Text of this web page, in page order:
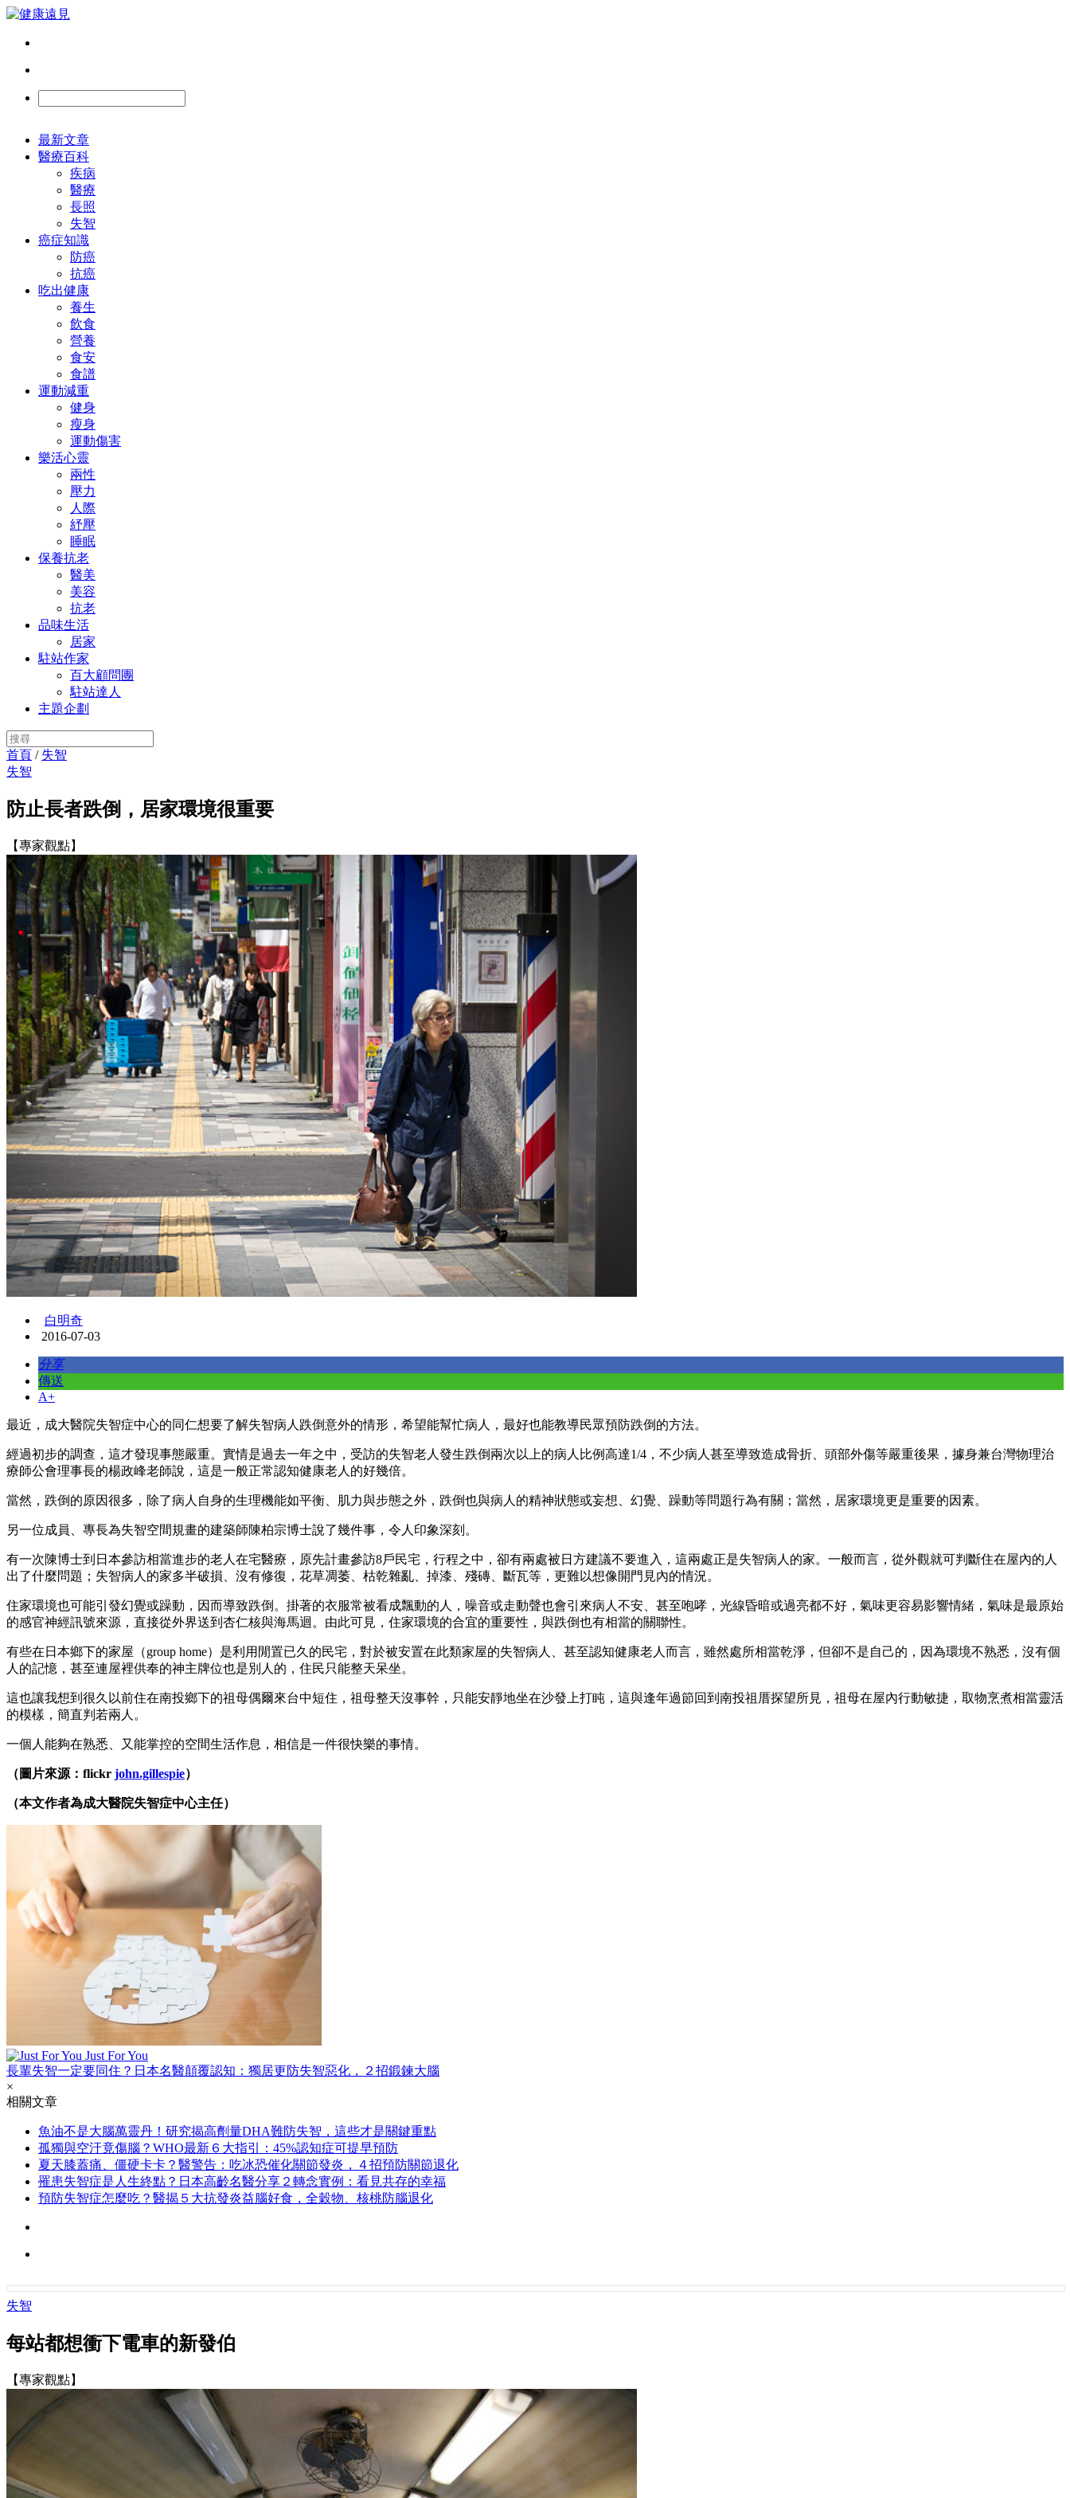
最新文章
醫療百科
疾病
醫療
長照
失智
癌症知識
防癌
抗癌
吃出健康
養生
飲食
營養
食安
食譜
運動減重
健身
瘦身
運動傷害
樂活心靈
兩性
壓力
人際
紓壓
睡眠
保養抗老
醫美
美容
抗老
品味生活
居家
駐站作家
百大顧問團
駐站達人
主題企劃
首頁 / 失智
失智
防止長者跌倒，居家環境很重要
【專家觀點】
白明奇
2016-07-03
分享
傳送
A+
最近，成大醫院失智症中心的同仁想要了解失智病人跌倒意外的情形，希望能幫忙病人，最好也能教導民眾預防跌倒的方法。
經過初步的調查，這才發現事態嚴重。實情是過去一年之中，受訪的失智老人發生跌倒兩次以上的病人比例高達1/4，不少病人甚至導致造成骨折、頭部外傷等嚴重後果，據身兼台灣物理治
療師公會理事長的楊政峰老師說，這是一般正常認知健康老人的好幾倍。
當然，跌倒的原因很多，除了病人自身的生理機能如平衡、肌力與步態之外，跌倒也與病人的精神狀態或妄想、幻覺、躁動等問題行為有關；當然，居家環境更是重要的因素。
另一位成員、專長為失智空間規畫的建築師陳柏宗博士說了幾件事，令人印象深刻。
有一次陳博士到日本參訪相當進步的老人在宅醫療，原先計畫參訪8戶民宅，行程之中，卻有兩處被日方建議不要進入，這兩處正是失智病人的家。一般而言，從外觀就可判斷住在屋內的人
出了什麼問題；失智病人的家多半破損、沒有修復，花草凋萎、枯乾雜亂、掉漆、殘磚、斷瓦等，更難以想像開門見內的情況。
住家環境也可能引發幻覺或躁動，因而導致跌倒。掛著的衣服常被看成飄動的人，噪音或走動聲也會引來病人不安、甚至咆哮，光線昏暗或過亮都不好，氣味更容易影響情緒，氣味是最原始
的感官神經訊號來源，直接從外界送到杏仁核與海馬迴。由此可見，住家環境的合宜的重要性，與跌倒也有相當的關聯性。
有些在日本鄉下的家屋（group home）是利用閒置已久的民宅，對於被安置在此類家屋的失智病人、甚至認知健康老人而言，雖然處所相當乾淨，但卻不是自己的，因為環境不熟悉，沒有個
人的記憶，甚至連屋裡供奉的神主牌位也是別人的，住民只能整天呆坐。
這也讓我想到很久以前住在南投鄉下的祖母偶爾來台中短住，祖母整天沒事幹，只能安靜地坐在沙發上打盹，這與逢年過節回到南投祖厝探望所見，祖母在屋內行動敏捷，取物烹煮相當靈活
的模樣，簡直判若兩人。
一個人能夠在熟悉、又能掌控的空間生活作息，相信是一件很快樂的事情。
（圖片來源：flickr john.gillespie）
（本文作者為成大醫院失智症中心主任）
Just For You
長輩失智一定要同住？日本名醫顛覆認知：獨居更防失智惡化，２招鍛鍊大腦
×
相關文章
魚油不是大腦萬靈丹！研究揭高劑量DHA難防失智，這些才是關鍵重點
孤獨與空汙竟傷腦？WHO最新６大指引：45%認知症可提早預防
夏天膝蓋痛、僵硬卡卡？醫警告：吃冰恐催化關節發炎，４招預防關節退化
罹患失智症是人生終點？日本高齡名醫分享２轉念實例：看見共存的幸福
預防失智症怎麼吃？醫揭５大抗發炎益腦好食，全穀物、核桃防腦退化
失智
每站都想衝下電車的新發伯
【專家觀點】